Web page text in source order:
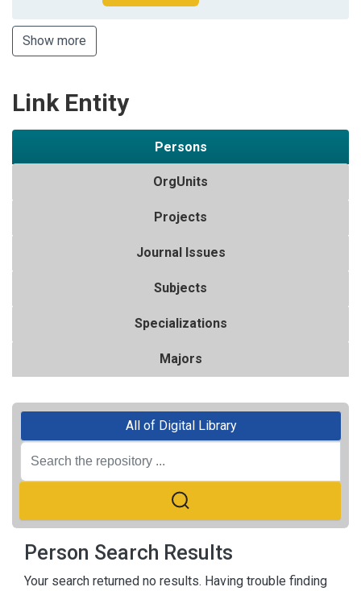
Show more
Link Entity
Persons
OrgUnits
Projects
Journal Issues
Subjects
Specializations
Majors
All of Digital Library
Person Search Results
Your search returned no results. Having trouble finding